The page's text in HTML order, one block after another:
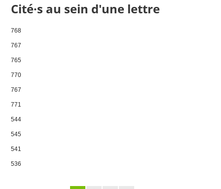
Cité·s au sein d'une lettre
768
767
765
770
767
771
544
545
541
536